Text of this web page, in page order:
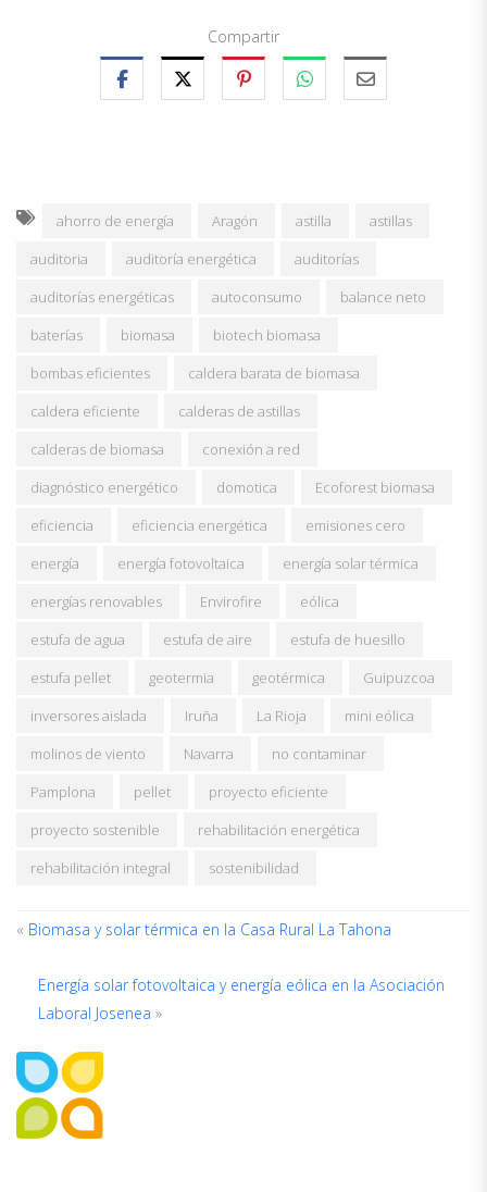
Compartir
ahorro de energía Aragón astilla
astillas
auditoria
auditoría energética
auditorías
auditorías energéticas
autoconsumo
balance neto
baterías
biomasa
biotech biomasa
bombas eficientes
caldera barata de biomasa
caldera eficiente
calderas de astillas
calderas de biomasa
conexión a red
diagnóstico energético
domotica
Ecoforest biomasa
eficiencia
eficiencia energética
emisiones cero
energía
energía fotovoltaica
energía solar térmica
energías renovables
Envirofire
eólica
estufa de agua
estufa de aire
estufa de huesillo
estufa pellet
geotermia geotérmica
Guipuzcoa
inversores aislada
Iruña La Rioja
mini eólica
molinos de viento
Navarra
no contaminar
Pamplona
pellet
proyecto eficiente
proyecto sostenible
rehabilitación energética
rehabilitación integral
sostenibilidad
« Biomasa y solar térmica en la Casa Rural La Tahona
Energía solar fotovoltaica y energía eólica en la Asociación
Laboral Josenea »
ACERCA
AUTOR